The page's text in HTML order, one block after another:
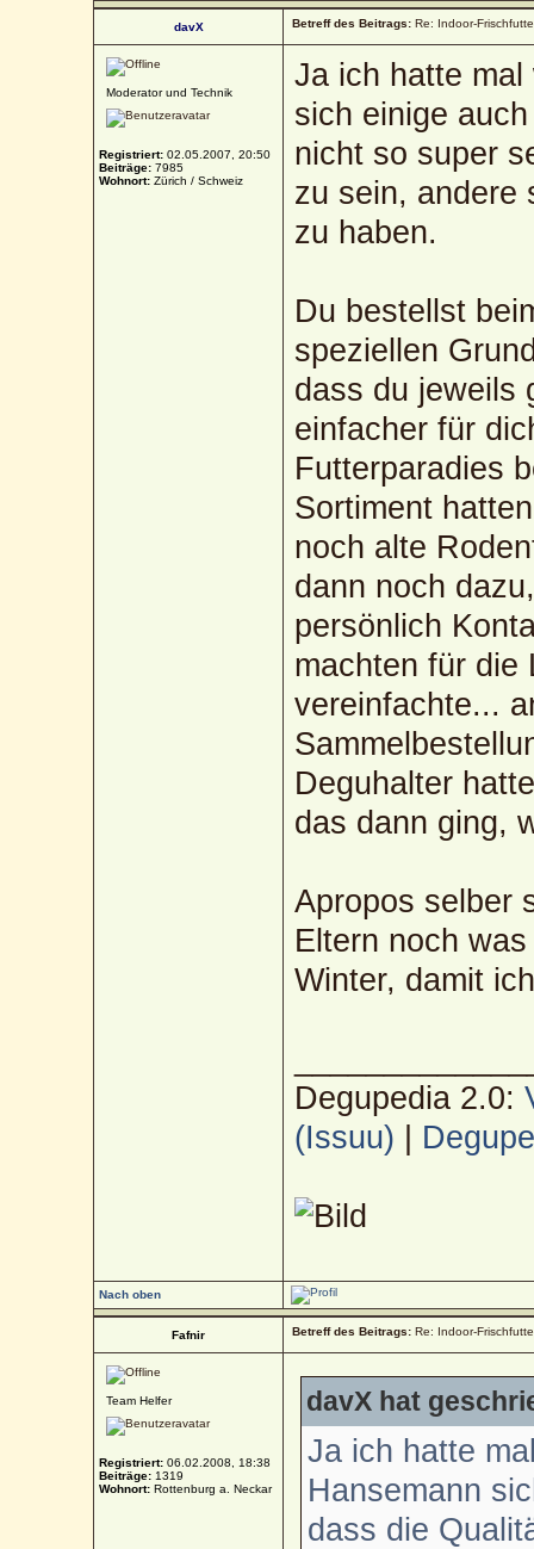
davX Betreff des Beitrags: Re: Indoor-
Moderator und Technik
Registriert: 02.05.2007, 20:50
Beiträge: 7985
Wohnort: Zürich / Schweiz
Ja ich hatte
sich einige
nicht so super
zu sein, andere
zu haben.
Du bestellst
speziellen
dass du jeweils
einfacher für
Futterparadies
Sortiment
noch alte
dann noch
persönlich
machten für die
vereinfachte...
Deguhalter
das dann ging,
Apropos selber
Eltern noch
Winter, damit
Degupedia 2.0:
(Issuu)
Nach oben
Fafnir Betreff des Beitrags: Re: Indoor-
Team Helfer
Registriert: 06.02.2008, 18:38
Beiträge: 1319
Wohnort: Rottenburg a. Neckar
davX hat
Ja ich hatte
Hansemann
dass die